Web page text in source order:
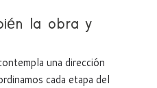
la obra y
una dirección
cada etapa del